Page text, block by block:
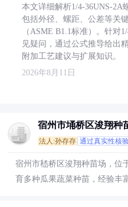
本文详细解析1/4-36UNS-2A
包括外径、螺距、公差等关
（ASME B1.1标准）。针对
见疑问，通过公式推导给出
附加工艺建议与扩展知识。
2026年8月11日
宿州市埇桥区浚翔种
法人:孙存存 通过真实性核
宿州市嵇桥区浚翔种苗场，位
育多种瓜果蔬菜种苗，经验丰